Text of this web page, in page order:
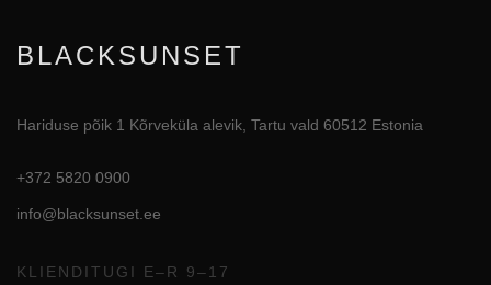
BLACKSUNSET
Hariduse põik 1 Kõrveküla alevik, Tartu vald 60512 Estonia
+372 5820 0900
info@blacksunset.ee
KLIENDITUGI E–R 9–17